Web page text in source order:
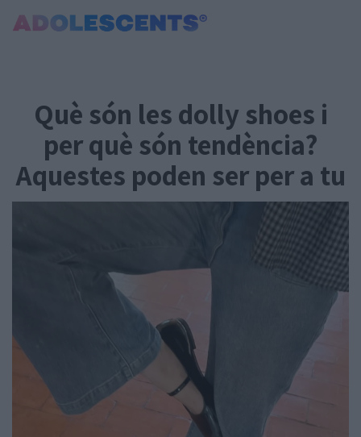
Estudis
Curiositats i Tendències
Cultura
Què són les dolly shoes i
per què són tendència?
Aquestes poden ser per a tu